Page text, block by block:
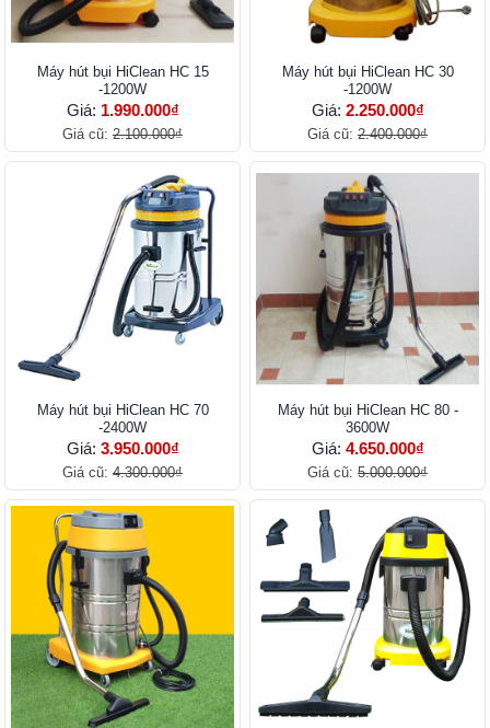
Máy hút bụi HiClean HC 15
-1200W
Giá: 1.990.000₫
Giá cũ: 2.100.000₫
Máy hút bụi HiClean HC 30
-1200W
Giá: 2.250.000₫
Giá cũ: 2.400.000₫
Máy hút bụi HiClean HC 70
-2400W
Giá: 3.950.000₫
Giá cũ: 4.300.000₫
Máy hút bụi HiClean HC 80 -
3600W
Giá: 4.650.000₫
Giá cũ: 5.000.000₫